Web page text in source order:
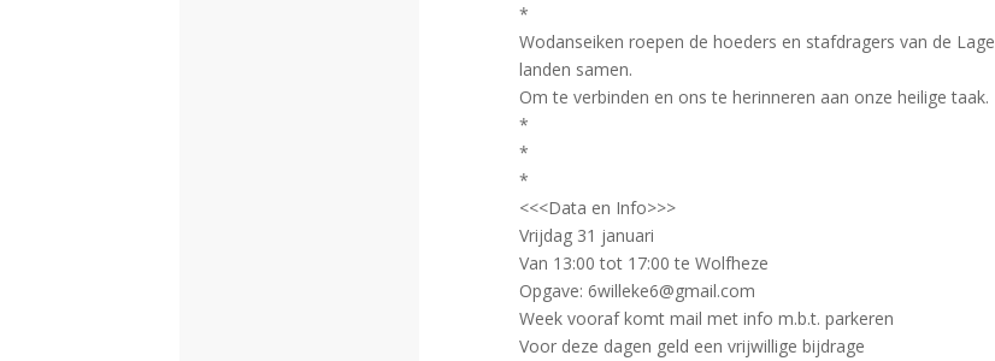
*
Wodanseiken roepen de hoeders en stafdragers van de Lage
landen samen.
Om te verbinden en ons te herinneren aan onze heilige taak.
*
*
*
<<<Data en Info>>>
Vrijdag 31 januari
Van 13:00 tot 17:00 te Wolfheze
Opgave: 6willeke6@gmail.com
Week vooraf komt mail met info m.b.t. parkeren
Voor deze dagen geld een vrijwillige bijdrage